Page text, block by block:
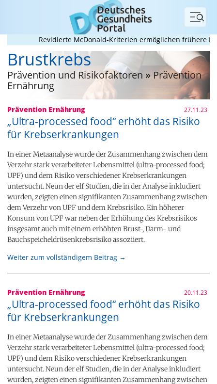
Menü
Revidierte McDonald-Kriterien ermöglichen frühere MS-
Brustkrebs
Prävention und Risikofaktoren »Prävention
Ernährung
Prävention Ernährung 27.11.23
„Ultra-processed food“ erhöht das Risiko
für Krebserkrankungen
In einer Metaanalyse wurde der Zusammenhang zwischen dem
Verzehr stark verarbeiteter Lebensmittel (ultra-processed food;
UPF) und dem Risiko verschiedener Krebserkrankungen
untersucht. Neun der elf Studien, die in der Analyse inkludiert
wurden, zeigten einen signifikanten Zusammenhang zwischen
dem Verzehr von UPF und dem Krebsrisiko. Ein höherer
Konsum von UPF war neben der Erhöhung des Krebsrisikos
insgesamt auch mit einem erhöhten Brust-, Darm- und
Bauchspeicheldrüsenkrebsrisiko assoziiert.
Weiter zum vollständigem Beitrag →
Prävention Ernährung 20.11.23
„Ultra-processed food“ erhöht das Risiko
für Krebserkrankungen
In einer Metaanalyse wurde der Zusammenhang zwischen dem
Verzehr stark verarbeiteter Lebensmittel (ultra-processed food;
UPF) und dem Risiko verschiedener Krebserkrankungen
untersucht. Neun der elf Studien, die in der Analyse inkludiert
wurden, zeigten einen signifikanten Zusammenhang zwischen